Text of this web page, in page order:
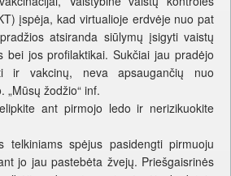
įspėja, kad virtualioje erdvėje nuo pat
atsiranda siūlymų įsigyti vaistų
bei jos profilaktikai. Sukčiai jau pradėjo
ir vakcinų, neva apsaugančių nuo
„Mūsų žodžio“ inf.
ant pirmojo ledo ir nerizikuokite
telkiniams spėjus pasidengti pirmuoju
jo jau pastebėta žvejų. Priešgaisrinės